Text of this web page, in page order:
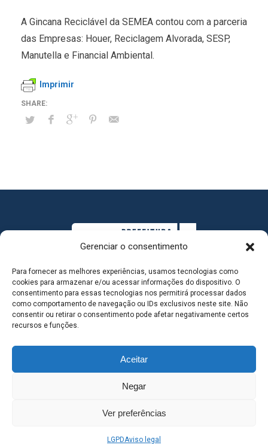
Gerenciar o consentimento
Para fornecer as melhores experiências, usamos tecnologias como
cookies para armazenar e/ou acessar informações do dispositivo. O
consentimento para essas tecnologias nos permitirá processar dados
como comportamento de navegação ou IDs exclusivos neste site. Não
consentir ou retirar o consentimento pode afetar negativamente certos
recursos e funções.
Aceitar
Negar
Ver preferências
LGPDAviso legal
A Gincana Reciclável da SEMEA contou com a parceria
das Empresas: Houer, Reciclagem Alvorada, SESP,
Manutella e Financial Ambiental.
Imprimir
MAPA DO SITE
SEDE DO ADMINISTRATIVO MUNICIPAL - Avenida